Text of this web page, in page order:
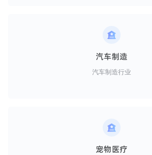
汽车制造
汽车制造行业
宠物医疗